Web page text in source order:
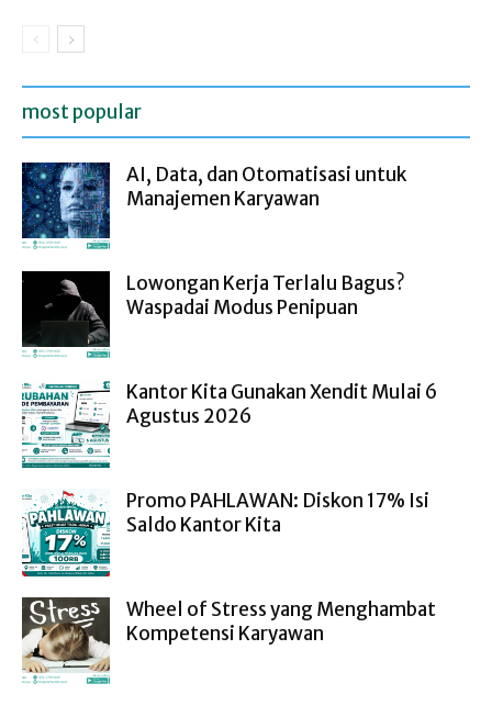
most popular
AI, Data, dan Otomatisasi untuk
Manajemen Karyawan
Lowongan Kerja Terlalu Bagus?
Waspadai Modus Penipuan
Kantor Kita Gunakan Xendit Mulai 6
Agustus 2026
Promo PAHLAWAN: Diskon 17% Isi
Saldo Kantor Kita
Wheel of Stress yang Menghambat
Kompetensi Karyawan